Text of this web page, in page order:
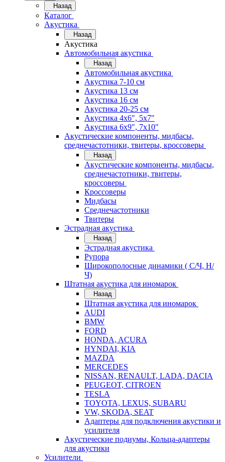
Назад
Каталог
Акустика
Назад
Акустика
Автомобильная акустика
Назад
Автомобильная акустика
Акустика 7-10 см
Акустика 13 см
Акустика 16 см
Акустика 20-25 см
Акустика 4х6", 5х7"
Акустика 6х9", 7х10"
Акустические компоненты, мидбасы,
среднечастотники, твитеры, кроссоверы
Назад
Акустические компоненты, мидбасы,
среднечастотники, твитеры,
кроссоверы
Кроссоверы
Мидбасы
Среднечастотники
Твитеры
Эстрадная акустика
Назад
Эстрадная акустика
Рупора
Широкополосные динамики ( С/Ч, Н/
Ч)
Штатная акустика для иномарок
Назад
Штатная акустика для иномарок
AUDI
BMW
FORD
HONDA, ACURA
HYNDAI, KIA
MAZDA
MERCEDES
NISSAN, RENAULT, LADA, DACIA
PEUGEOT, CITROEN
TESLA
TOYOTA, LEXUS, SUBARU
VW, SKODA, SEAT
Адаптеры для подключения акустики и
усилителя
Акустические подиумы, Кольца-адаптеры
для акустики
Усилители